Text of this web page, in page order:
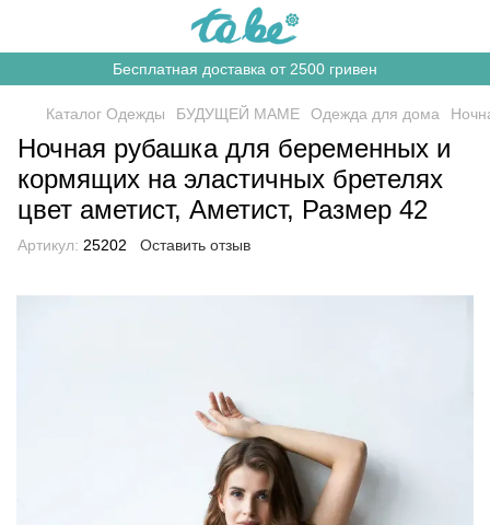
Бесплатная доставка от 2500 гривен
Каталог Одежды БУДУЩЕЙ МАМЕ Одежда для дома
Ночная рубашка для беременных и
кормящих на эластичных бретелях
цвет аметист, Аметист, Размер 42
Артикул: 25202 Оставить отзыв